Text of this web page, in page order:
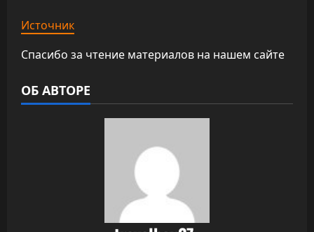
Источник
Спасибо за чтение материалов на нашем сайте
ОБ АВТОРЕ